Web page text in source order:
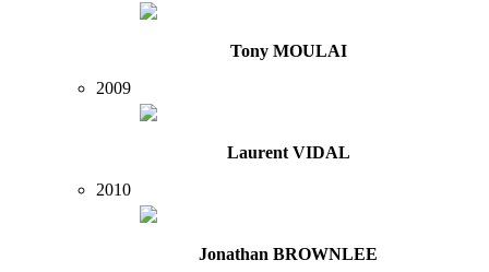
Tony MOULAI
2009
Laurent VIDAL
2010
Jonathan BROWNLEE